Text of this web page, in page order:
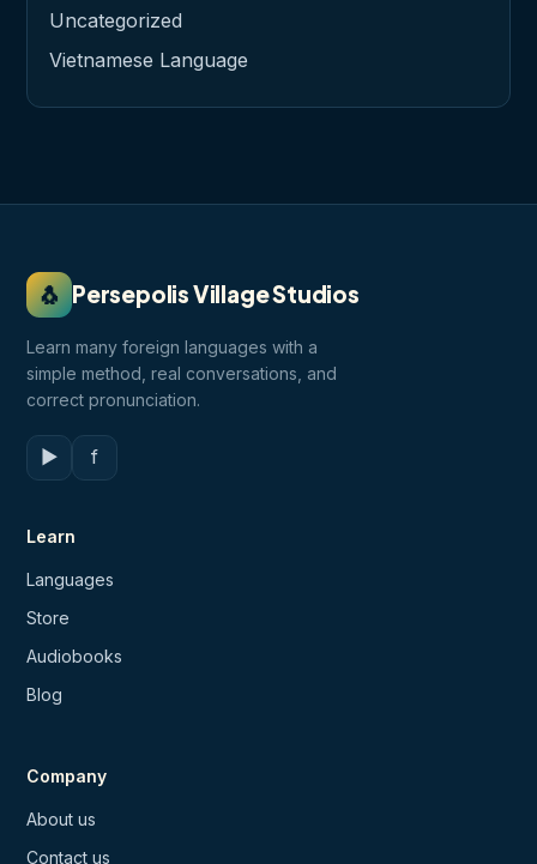
Uncategorized
Vietnamese Language
🐧 Persepolis Village Studios
Learn many foreign languages with a
simple method, real conversations, and
correct pronunciation.
▶ f
Learn
Languages
Store
Audiobooks
Blog
Company
About us
Contact us